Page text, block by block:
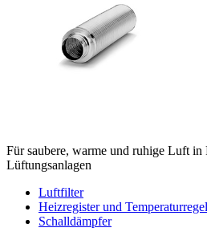
Für saubere, warme und ruhige Luft
Lüftungsanlagen
Luftfilter
Heizregister und
Schalldämpfer